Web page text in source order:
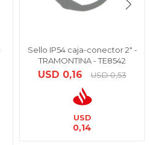
Sello IP54 caja-conector 2" -
TRAMONTINA - TE8542
USD 0,16 USD 0,53
USD
0,14